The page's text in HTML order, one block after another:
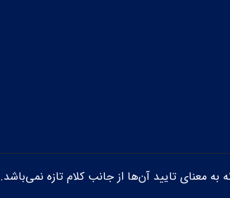
به معنای تایید آن‌ها از جانب کلام تازه نمی‌باشد.